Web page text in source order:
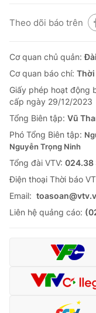
Theo dõi báo trên
Cơ quan chủ quản:
Cơ quan báo chí: Thời
Giấy phép hoạt động
cấp ngày 29/12/2023
Tổng Biên tập: Vũ
Phó Tổng Biên tập:
Nguyễn Trọng Ninh
Tổng đài VTV: 024.38
Ðiện thoại Thời báo
Email:
Liên hệ quảng cáo: